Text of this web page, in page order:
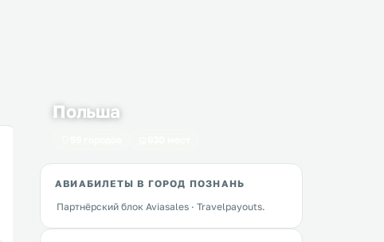
≈ 27 $
Мини-гостиница Lizawka HRPC с
террасой и принадлежностями
для барбекю расположена в
городе Познань, в 6 км от
≈ 21 $
Познань, в 5 км от Ратуши. Во
зонах работает
на территории
Польша
АВИАБИЛЕТЫ В ГОРОД ПОЗНАНЬ
Партнёрский блок Aviasales · Travelpayouts.